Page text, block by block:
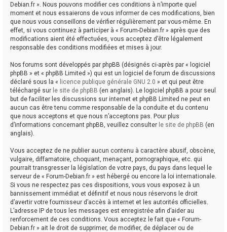
Debian.fr ». Nous pouvons modifier ces conditions à n’importe quel
moment et nous essaierons de vous informer de ces modifications, bien
que nous vous conseillons de vérifier régulièrement par vous-même. En
effet, si vous continuez à participer à « Forum-Debian.fr » après que des
modifications aient été effectuées, vous acceptez d’être légalement
responsable des conditions modifiées et mises à jour.
Nos forums sont développés par phpBB (désignés ci-après par « logiciel
phpBB » et « phpBB Limited ») qui est un logiciel de forum de discussions
déclaré sous la « licence publique générale GNU 2.0 » et qui peut être
téléchargé sur le site de phpBB (en anglais). Le logiciel phpBB a pour seul
but de faciliter les discussions sur internet et phpBB Limited ne peut en
aucun cas être tenu comme responsable de la conduite et du contenu
que nous acceptons et que nous n’acceptons pas. Pour plus
d’informations concernant phpBB, veuillez consulter le site de phpBB (en
anglais).
Vous acceptez de ne publier aucun contenu à caractère abusif, obscène,
vulgaire, diffamatoire, choquant, menaçant, pornographique, etc. qui
pourrait transgresser la législation de votre pays, du pays dans lequel le
serveur de « Forum-Debian.fr » est hébergé ou encore la loi internationale.
Si vous ne respectez pas ces dispositions, vous vous exposez à un
bannissement immédiat et définitif et nous nous réservons le droit
d’avertir votre fournisseur d’accès à internet et les autorités officielles.
L’adresse IP de tous les messages est enregistrée afin d’aider au
renforcement de ces conditions. Vous acceptez le fait que « Forum-
Debian.fr » ait le droit de supprimer, de modifier, de déplacer ou de